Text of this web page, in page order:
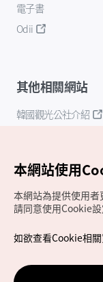
電子書
Odii
其他相關網站
韓國觀光公社介紹
Copyrights (c) 韓
如有相關疑問或
本網站使用
本網站為提供使用
請同意使用Cookie
如欲查看Cookie相